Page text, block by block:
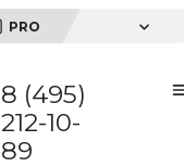
PRO
8 (495)
212-10-
89